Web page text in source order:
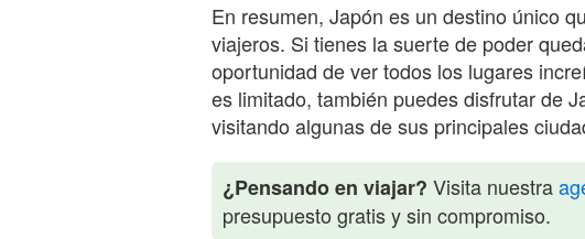
En resumen, Japón es un destino único
viajeros. Si tienes la suerte de poder
oportunidad de ver todos los lugares
es limitado, también puedes disfrutar de
visitando algunas de sus principales
¿Pensando en viajar? Visita nuestra
presupuesto gratis y sin compromiso.